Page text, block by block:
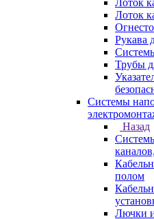
Лоток
Лоток
Рукава
Трубы
Системы
Назад
полом
Лючки